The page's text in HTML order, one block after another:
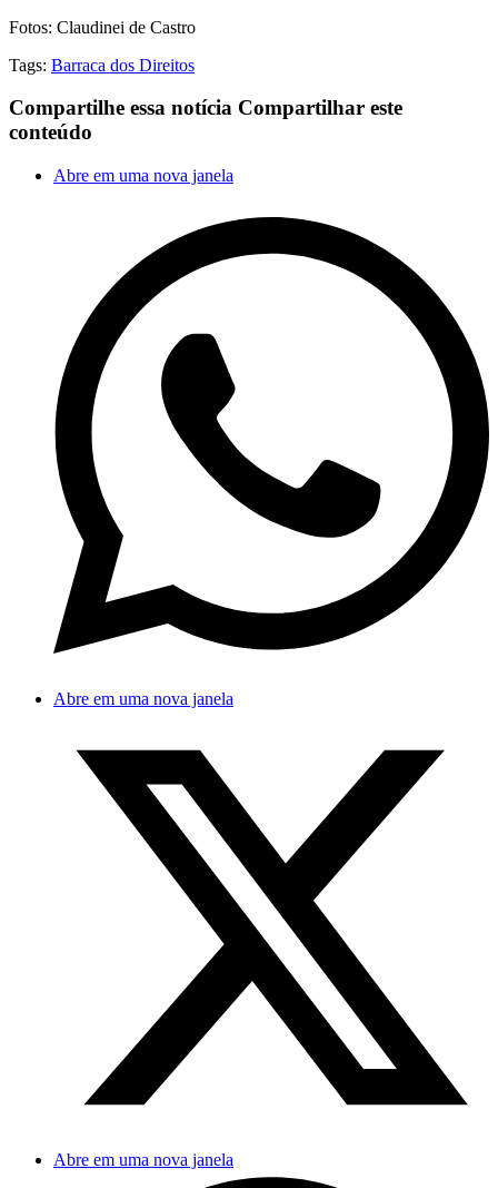
Fotos: Claudinei de Castro
Tags: Barraca dos Direitos
Compartilhe essa notícia Compartilhar este
conteúdo
Abre em uma nova janela
Abre em uma nova janela
Abre em uma nova janela